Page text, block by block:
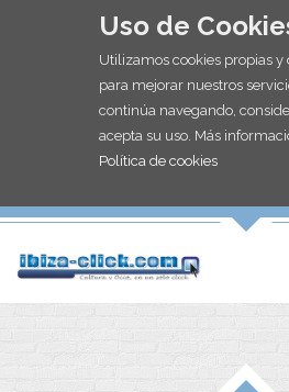
Uso de
Utilizamos cookies propias y
para mejorar nuestros
continúa navegando,
acepta su uso. Más
Política de cookies